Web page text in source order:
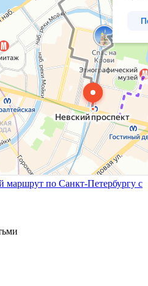
маршрут по Санкт-Петербургу с